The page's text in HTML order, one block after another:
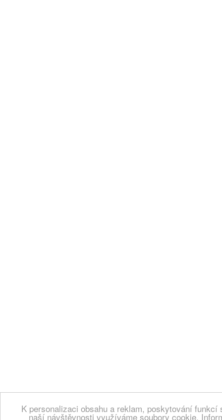
K personalizaci obsahu a reklam, poskytování
naší návštěvnosti využíváme soubory cookie.